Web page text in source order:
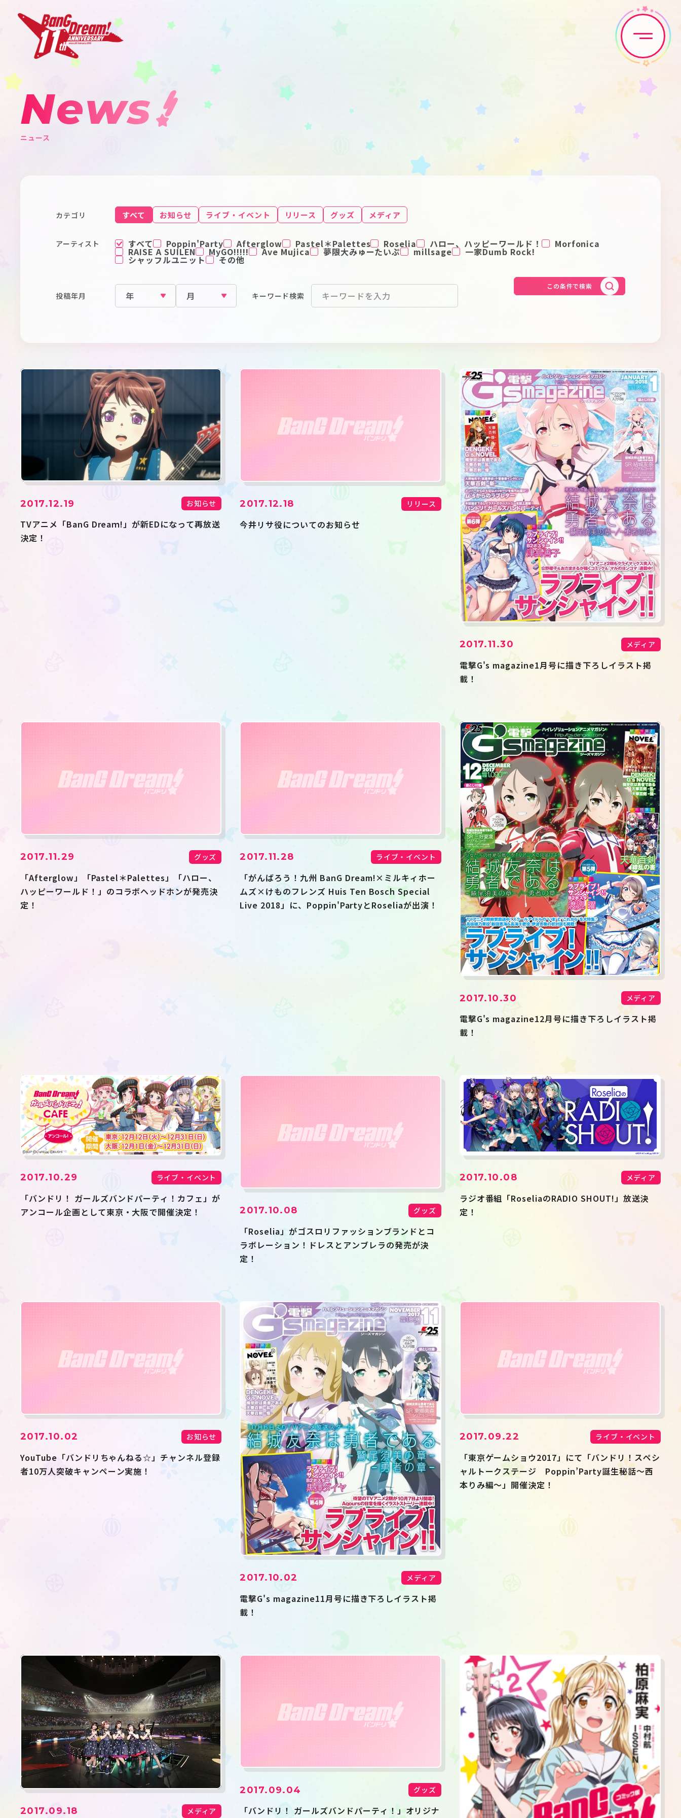
Discography
Anime
JP EN
News
ニュース
カテゴリ すべて お知らせ ライブ・イベント リリース グッズ メディア
アーティスト すべて Poppin'Party Afterglow Pastel＊Palettes Roselia ハロー、ハッピーワールド！ Morfonica
RAISE A SUILEN MyGO!!!!! Ave Mujica 夢限大みゅーたいぷ millsage 一家Dumb Rock!
シャッフルユニット その他
投稿年月 キーワード検索
この条件で検索
2017.12.19 お知らせ
TVアニメ「BanG Dreaｍ!」が新EDになって再放送
決定！
2017.12.18 リリース
今井リサ役についてのお知らせ
2017.11.30 メディア
電撃G's magazine1月号に描き下ろしイラスト掲
載！
2017.11.29 グッズ
「Afterglow」「Pastel＊Palettes」「ハロー、
ハッピーワールド！」のコラボヘッドホンが発売決
定！
2017.11.28 ライブ・イベント
「がんばろう！九州 BanG Dream!×ミルキィホー
ムズ×けものフレンズ Huis Ten Bosch Special
Live 2018」に、Poppin'PartyとRoseliaが出演！
2017.10.30 メディア
電撃G's magazine12月号に描き下ろしイラスト掲
載！
2017.10.29 ライブ・イベント
「バンドリ！ ガールズバンドパーティ！カフェ」が
アンコール企画として東京・大阪で開催決定！
2017.10.08 グッズ
「Roselia」がゴスロリファッションブランドとコ
ラボレーション！ドレスとアンブレラの発売が決
定！
2017.10.08 メディア
ラジオ番組「RoseliaのRADIO SHOUT!」放送決
定！
2017.10.02 お知らせ
YouTube「バンドリちゃんねる☆」チャンネル登録
者10万人突破キャンペーン実施！
2017.10.02 メディア
電撃G's magazine11月号に描き下ろしイラスト掲
載！
2017.09.22 ライブ・イベント
「東京ゲームショウ2017」にて「バンドリ！スペシ
ャルトークステージ Poppin’Party誕生秘話～西
本りみ編～」開催決定！
2017.09.18 メディア
2017.09.04 グッズ
「バンドリ！ ガールズバンドパーティ！」オリジナ